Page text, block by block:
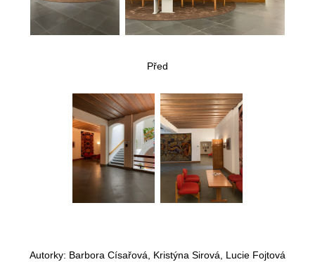
Před
Autorky: Barbora Císařová, Kristýna Sirová, Lucie Fojtová